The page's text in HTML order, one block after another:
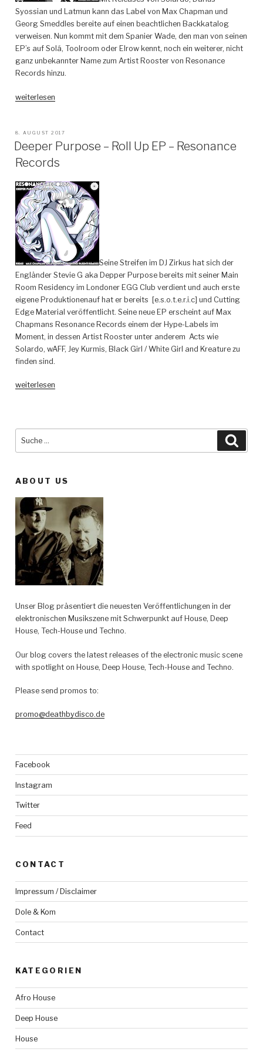
Syossian und Latmun kann das Label von Max Chapman und
Georg Smeddles bereite auf einen beachtlichen Backkatalog
verweisen. Nun kommt mit dem Spanier Wade, den man von seinen
EP’s auf Solá, Toolroom oder Elrow kennt, noch ein weiterer, nicht
ganz unbekannter Name zum Artist Rooster von Resonance
Records hinzu.
„Wade
–
Resonance
Records“
weiterlesen
VERÖFFENTLICHT
AM
8. AUGUST 2017
Deeper Purpose – Roll Up EP – Resonance
Records
Seine Streifen im DJ Zirkus hat sich der
Engländer Stevie G aka Depper Purpose bereits mit seiner Main
Room Residency im Londoner EGG Club verdient und auch erste
eigene Produktionenauf hat er bereits [e.s.o.t.e.r.i.c] und Cutting
Edge Material veröffentlicht. Seine neue EP erscheint auf Max
Chapmans Resonance Records einem der Hype-Labels im
Moment, in dessen Artist Rooster unter anderem Acts wie
Solardo, wAFF, Jey Kurmis, Black Girl / White Girl and Kreature zu
finden sind.
„Deeper
Records“
weiterlesen
ABOUT US
Unser Blog präsentiert die neuesten Veröffentlichungen in der
elektronischen Musikszene mit Schwerpunkt auf House, Deep
House, Tech-House und Techno.
Our blog covers the latest releases of the electronic music scene
with spotlight on House, Deep House, Tech-House and Techno.
Please send promos to:
promo@deathbydisco.de
Facebook
Instagram
Twitter
Feed
CONTACT
Impressum / Disclaimer
Dole & Kom
Contact
KATEGORIEN
Afro House
Deep House
House